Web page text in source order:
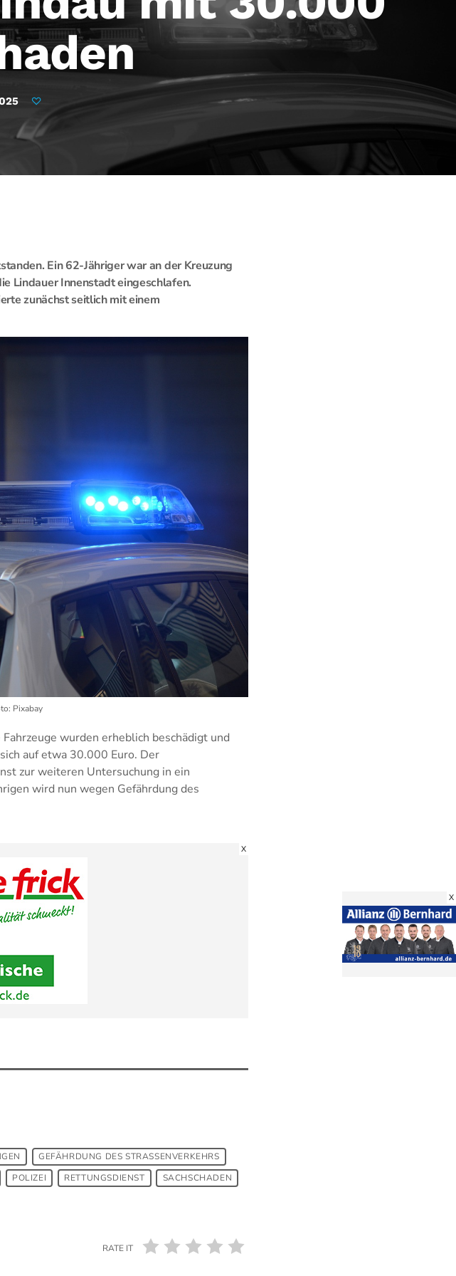
Ein 62-Jähriger war an der Kreuzung
Lindauer Innenstadt eingeschlafen.
zunächst seitlich mit einem
Pixabay
wurden erheblich beschädigt und
auf etwa 30.000 Euro. Der
zur weiteren Untersuchung in ein
wird nun wegen Gefährdung des
X
GEFÄHRDUNG DES STRASSENVERKEHRS
POLIZEI RETTUNGSDIENST
SACHSCHADEN
RATE IT
X